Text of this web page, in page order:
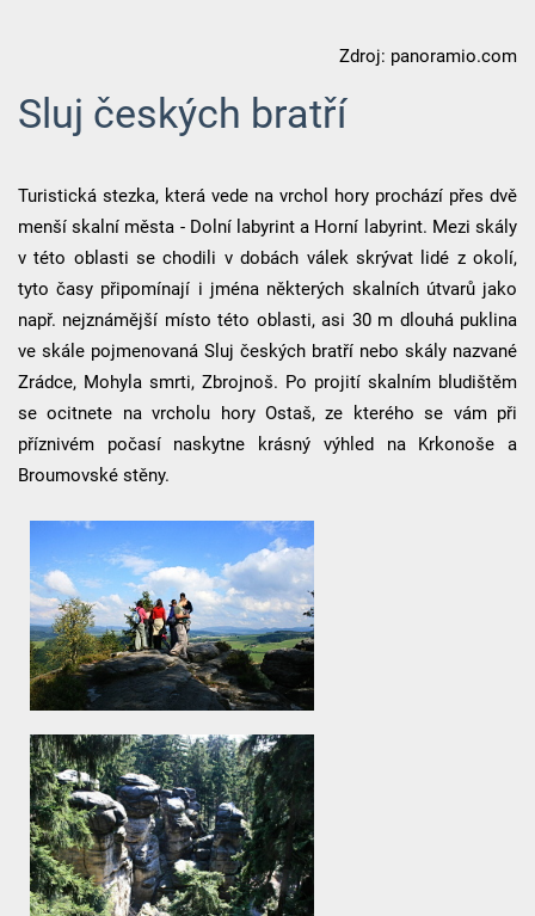
Zdroj: panoramio.com
Sluj českých bratří
Turistická stezka, která vede na vrchol hory prochází přes dvě
menší skalní města - Dolní labyrint a Horní labyrint. Mezi skály
v této oblasti se chodili v dobách válek skrývat lidé z okolí,
tyto časy připomínají i jména některých skalních útvarů jako
např. nejznámější místo této oblasti, asi 30 m dlouhá puklina
ve skále pojmenovaná Sluj českých bratří nebo skály nazvané
Zrádce, Mohyla smrti, Zbrojnoš. Po projití skalním bludištěm
se ocitnete na vrcholu hory Ostaš, ze kterého se vám při
příznivém počasí naskytne krásný výhled na Krkonoše a
Broumovské stěny.